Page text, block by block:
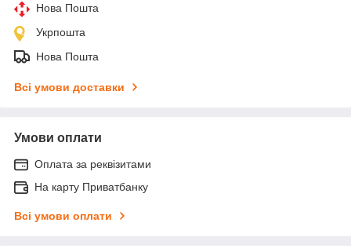
Нова Пошта
Укрпошта
Нова Пошта
Всі умови доставки
Умови оплати
Оплата за реквізитами
На карту Приватбанку
Всі умови оплати